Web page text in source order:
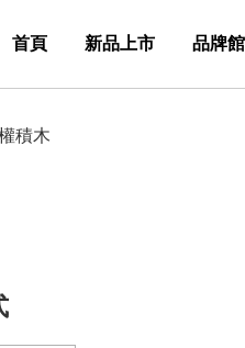
首頁 新品上市 品牌館
積木